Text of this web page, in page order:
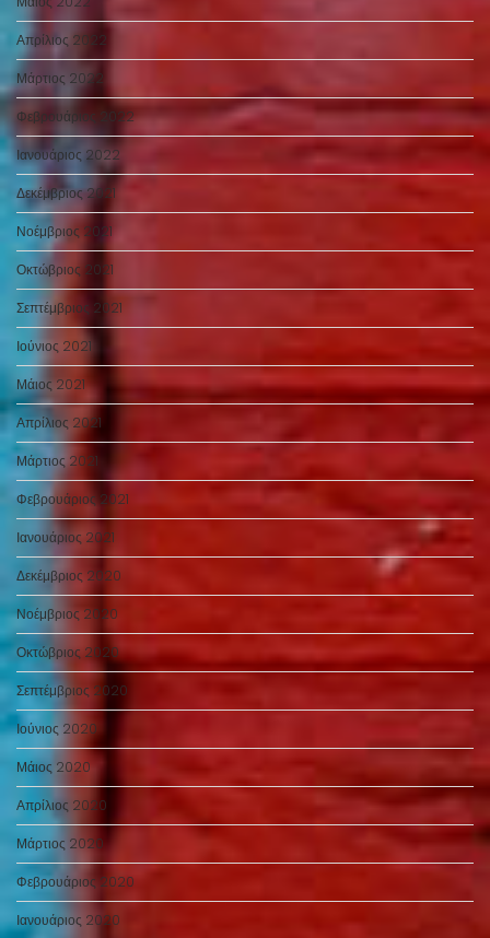
Απρίλιος 2022
Μάρτιος 2022
Φεβρουάριος 2022
Ιανουάριος 2022
Δεκέμβριος 2021
Νοέμβριος 2021
Οκτώβριος 2021
Σεπτέμβριος 2021
Ιούνιος 2021
Μάιος 2021
Απρίλιος 2021
Μάρτιος 2021
Φεβρουάριος 2021
Ιανουάριος 2021
Δεκέμβριος 2020
Νοέμβριος 2020
Οκτώβριος 2020
Σεπτέμβριος 2020
Ιούνιος 2020
Μάιος 2020
Απρίλιος 2020
Μάρτιος 2020
Φεβρουάριος 2020
Ιανουάριος 2020